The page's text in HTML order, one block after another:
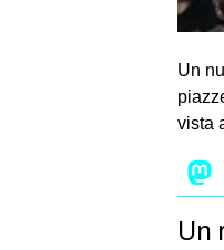
Un
vista
Un